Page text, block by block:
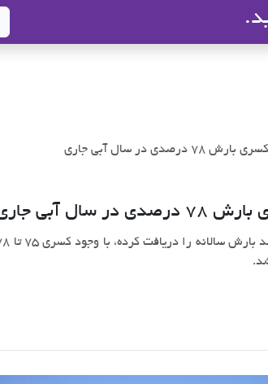
در سال آبی جاری
آبی جاری